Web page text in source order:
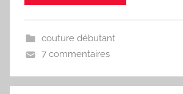
couture débutant
7 commentaires